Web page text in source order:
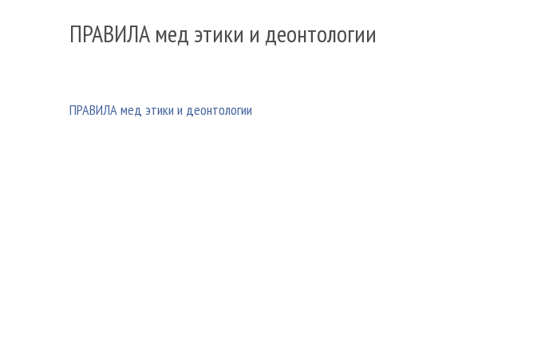
ПРАВИЛА мед этики и деонтологии
ПРАВИЛА мед этики и деонтологии